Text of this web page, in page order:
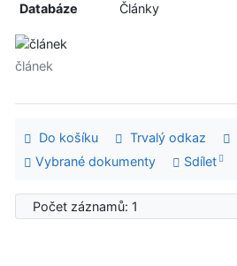
Databáze
Články
článek
Do košíku Trvalý odkaz
Vybrané dokumenty
Sdílet
Počet záznamů: 1